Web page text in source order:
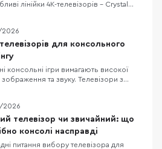
лінійки 4K-телевізорів – Crystal
кімнат, так і для просторих
Обидві серії поєднують сучасні
з красивим тонким дизайном. Та
питання: чи
для консольного
консольні ігри вимагають високої
зображення та звуку. Телевізори з
кольори насиченішими і
Висока частота оновлення
забезпечує плавну картинку без
в динамічних сце
2026
телевізор чи звичайний: що
консолі насправді
питання вибору телевізора для